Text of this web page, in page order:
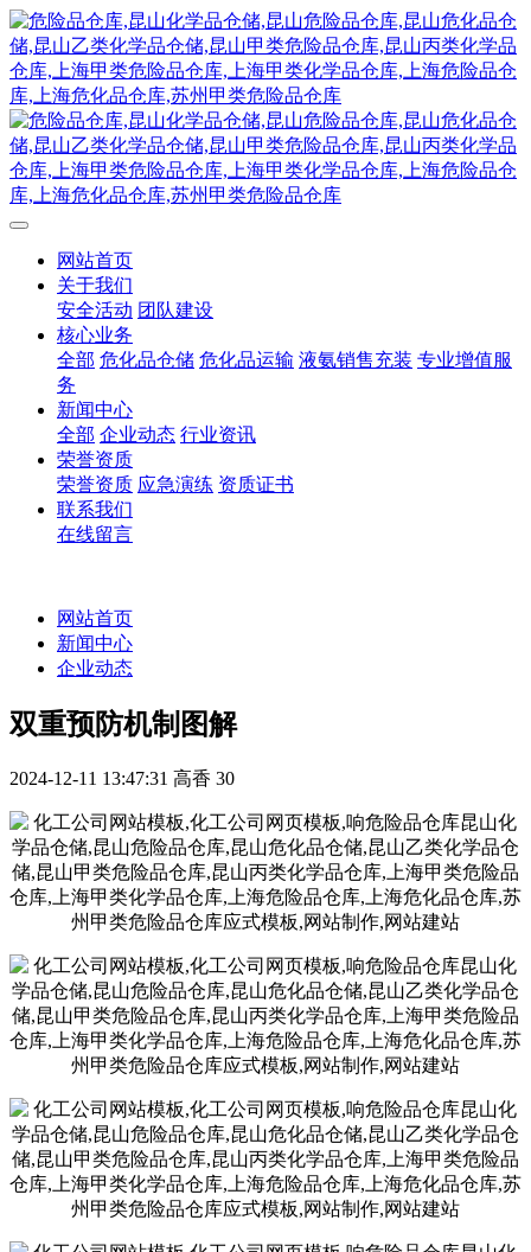
网站首页
关于我们
安全活动 团队建设
核心业务
全部 危化品仓储 危化品运输 液氨销售充装 专业增值服
务
新闻中心
全部 企业动态 行业资讯
荣誉资质
荣誉资质 应急演练 资质证书
联系我们
在线留言
网站首页
新闻中心
企业动态
双重预防机制图解
2024-12-11 13:47:31 高香 30